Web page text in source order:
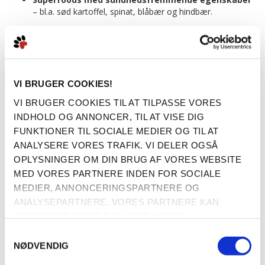
VI BRUGER COOKIES!
VI BRUGER COOKIES TIL AT TILPASSE VORES
INDHOLD OG ANNONCER, TIL AT VISE DIG
FUNKTIONER TIL SOCIALE MEDIER OG TIL AT
ANALYSERE VORES TRAFIK. VI DELER OGSÅ
OPLYSNINGER OM DIN BRUG AF VORES WEBSITE
MED VORES PARTNERE INDEN FOR SOCIALE
MEDIER, ANNONCERINGSPARTNERE OG
ANALYSEPARTNERE. VORES PARTNERE KAN
HAR INDSAMLET FRA DIN BRUG AF DERES
NØDVENDIG
– bl.a. sød kartoffel, spinat, blåbær og hindbær.
Forbedret fordøjelse og tarmfloratakket være
Posen indeholder 1kg lækkert Superfood til din hund.
Køb 2 for 250kr
Mere information
BESKRIVELSE
EN SUND GODBID MED KRAFTEN FRA
PERLEHØNE